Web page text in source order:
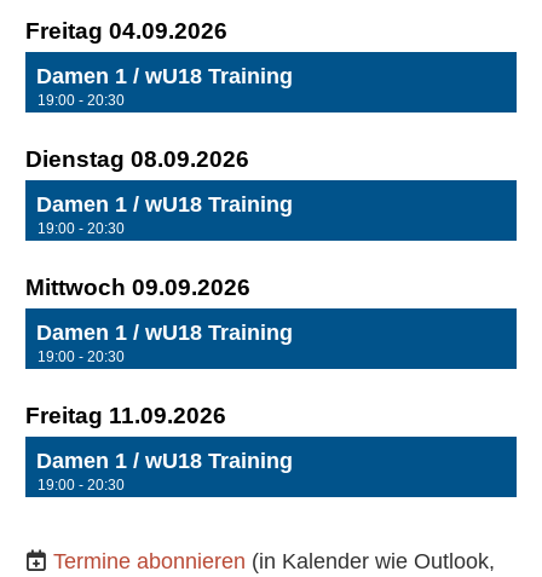
Freitag 04.09.2026
Damen 1 / wU18 Training
19:00 - 20:30
Dienstag 08.09.2026
Damen 1 / wU18 Training
19:00 - 20:30
Mittwoch 09.09.2026
Damen 1 / wU18 Training
19:00 - 20:30
Freitag 11.09.2026
Damen 1 / wU18 Training
19:00 - 20:30
Termine abonnieren (in Kalender wie Outlook,